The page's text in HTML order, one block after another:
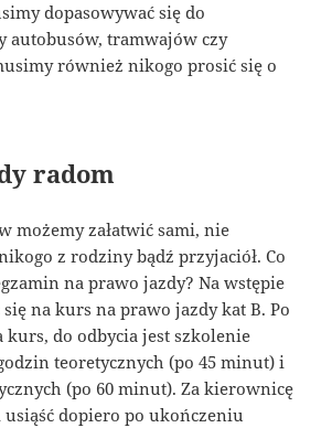
dopasowywać się do
autobusów, tramwajów czy
również nikogo prosić się o
radom
możemy załatwić sami, nie
z rodziny bądź przyjaciół. Co
na prawo jazdy? Na wstępie
na kurs na prawo jazdy kat B. Po
kurs, do odbycia jest szkolenie
teoretycznych (po 45 minut) i
(po 60 minut). Za kierownicę
dopiero po ukończeniu